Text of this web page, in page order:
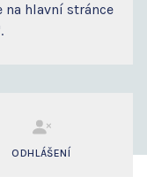
hlavní stránce
ODHLÁŠENÍ